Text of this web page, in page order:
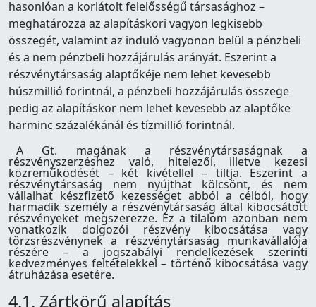
hasonlóan a korlátolt felelősségű társasághoz –
meghatározza az alapításkori vagyon legkisebb
összegét, valamint az induló vagyonon belül a pénzbeli
és a nem pénzbeli hozzájárulás arányát. Eszerint a
részvénytársaság alaptőkéje nem lehet kevesebb
húszmillió forintnál, a pénzbeli hozzájárulás összege
pedig az alapításkor nem lehet kevesebb az alaptőke
harminc százalékánál és tízmillió forintnál.
A Gt. magának a részvénytársaságnak a
részvényszerzéshez való, hitelezői, illetve kezesi
közreműködését – két kivétellel – tiltja. Eszerint a
részvénytársaság nem nyújthat kölcsönt, és nem
vállalhat készfizető kezességet abból a célból, hogy
harmadik személy a részvénytársaság által kibocsátott
részvényeket megszerezze. Ez a tilalom azonban nem
vonatkozik dolgozói részvény kibocsátása vagy
törzsrészvénynek a részvénytársaság munkavállalója
részére – a jogszabályi rendelkezések szerinti
kedvezményes feltételekkel – történő kibocsátása vagy
átruházása esetére.
4.1. Zártkörű alapítás